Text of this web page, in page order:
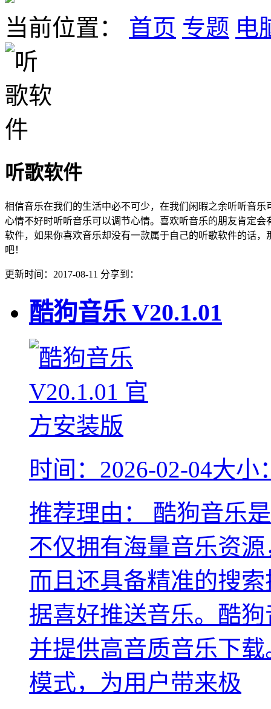
当前位置： 首页 专题 电
听歌软件
相信音乐在我们的生活中必不可少，在我们闲暇之余听听音乐
心情不好时听听音乐可以调节心情。喜欢听音乐的朋友肯定会
软件，如果你喜欢音乐却没有一款属于自己的听歌软件的话，
吧！
更新时间：2017-08-11 分享到：
酷狗音乐 V20.1.01
时间：2026-02-04大小
推荐理由：
酷狗音乐
不仅拥有海量音乐资
而且还具备精准的搜
据喜好推送音乐。酷
并提供高音质音乐下
模式，为用户带来极